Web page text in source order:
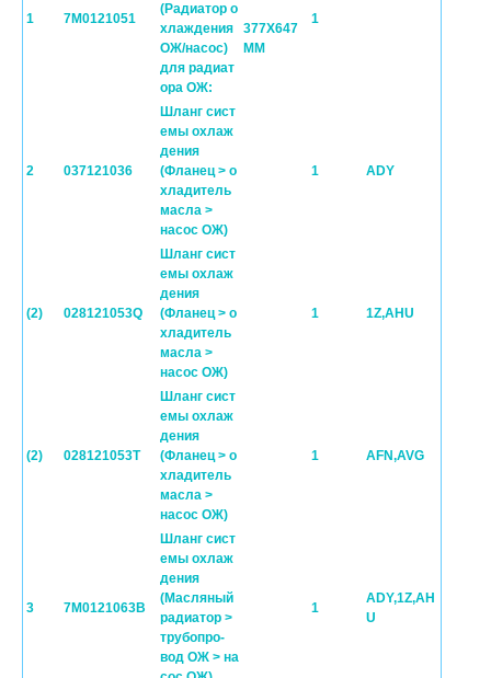
1 7M0121051
(Pадиатор о
хлаждения
ОЖ/насос)
для радиат
ора ОЖ:
377X647
MM
1
2 037121036
Шланг сист
емы охлаж
дения
(Фланец > о
хладитель
масла >
насос ОЖ)
1 ADY
(2) 028121053Q
Шланг сист
емы охлаж
дения
(Фланец > о
хладитель
масла >
насос ОЖ)
1 1Z,AHU
(2) 028121053T
Шланг сист
емы охлаж
дения
(Фланец > о
хладитель
масла >
насос ОЖ)
1 AFN,AVG
3 7M0121063B
Шланг сист
емы охлаж
дения
(Масляный
радиатор >
трубопро-
вод ОЖ > на
1
ADY,1Z,AH
U